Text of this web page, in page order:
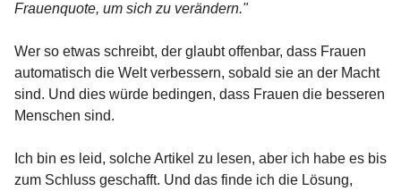
Frauenquote, um sich zu verändern."
Wer so etwas schreibt, der glaubt offenbar, dass Frauen
automatisch die Welt verbessern, sobald sie an der Macht
sind. Und dies würde bedingen, dass Frauen die besseren
Menschen sind.
Ich bin es leid, solche Artikel zu lesen, aber ich habe es bis
zum Schluss geschafft. Und das finde ich die Lösung,